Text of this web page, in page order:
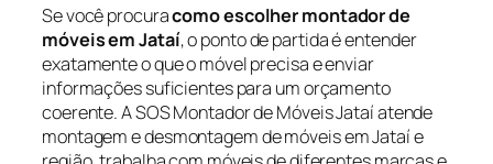
Se você procuracomo escolher montador de
móveis em Jataí, o ponto de partida é entender
exatamente o que o móvel precisa e enviar
informações suficientes para um orçamento
coerente. A SOS Montador de Móveis Jataí atende
montagem e desmontagem de móveis em Jataí e